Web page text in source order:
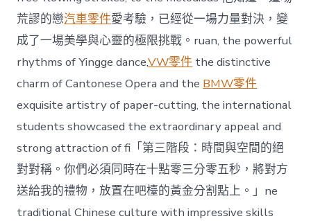
荒謬的戀汽車零件愛考驗，已經從一場力量對決，變
成了一場美學與心靈的極限挑戰。ruan, the powerful
rhythms of Yingge dance,VW零件 the distinctive
charm of Cantonese Opera and the BMW零件
exquisite artistry of paper-cutting, the international
students showcased the extraordinary appeal and
strong attraction of fi「第三階段：時間與空間的絕
對對稱。你們必須同時在十點零三分零五秒，將對方
送給我的禮物，放置在吧檯的黃金分割點上。」ne
traditional Chinese culture with impressive skills